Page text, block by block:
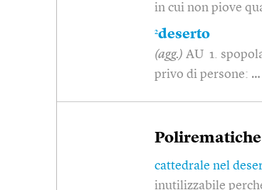
in cui non piove
2deserto
(agg.) AU 1.
privo di persone: …
Polirematiche
cattedrale nel
inutilizzabile